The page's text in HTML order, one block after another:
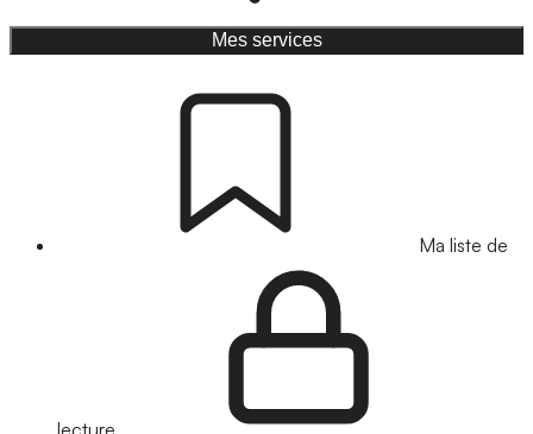
Mes services
Ma liste de
lecture